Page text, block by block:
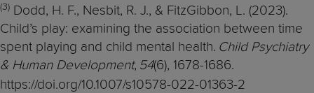
(3) Dodd, H. F., Nesbit, R. J., & FitzGibbon, L. (2023).
Child’s play: examining the association between time
spent playing and child mental health. Child Psychiatry
& Human Development, 54(6), 1678-1686.
https://doi.org/10.1007/s10578-022-01363-2